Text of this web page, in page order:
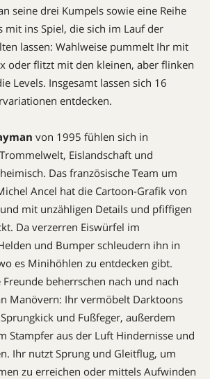
seine drei Kumpels sowie eine Reihe
ins Spiel, die sich im Lauf der
lassen: Wahlweise pummelt Ihr mit
oder flitzt mit den kleinen, aber flinken
Levels. Insgesamt lassen sich 16
entdecken.
von 1995 fühlen sich in
Eislandschaft und
Das französische Team um
Ancel hat die Cartoon-Grafik von
mit unzähligen Details und pfiffigen
Da verzerren Eiswürfel im
und Bumper schleudern ihn in
es Minihöhlen zu entdecken gibt.
beherrschen nach und nach
Manövern: Ihr vermöbelt Darktoons
und Fußfeger, außerdem
Stampfer aus der Luft Hindernisse und
Ihr nutzt Sprung und Gleitflug, um
zu erreichen oder mittels Aufwinden